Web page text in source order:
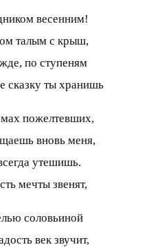
весенним!
талым с крыш,
по ступеням
сказку ты хранишь
пожелтевших,
вновь меня,
утешишь.
мечты звенят,
соловьиной
век звучит,